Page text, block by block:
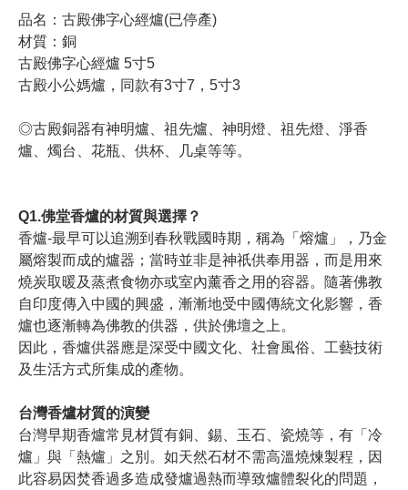
品名：古殿佛字心經爐(已停產)
材質：銅
古殿佛字心經爐 5寸5
古殿小公媽爐，同款有3寸7，5寸3
◎古殿銅器有神明爐、祖先爐、神明燈、祖先燈、淨香
爐、燭台、花瓶、供杯、几桌等等。
Q1.佛堂香爐的材質與選擇？
香爐-最早可以追溯到春秋戰國時期，稱為「熔爐」，乃金
屬熔製而成的爐器；當時並非是神祇供奉用器，而是用來
燒炭取暖及蒸煮食物亦或室內薰香之用的容器。隨著佛教
自印度傳入中國的興盛，漸漸地受中國傳統文化影響，香
爐也逐漸轉為佛教的供器，供於佛壇之上。
因此，香爐供器應是深受中國文化、社會風俗、工藝技術
及生活方式所集成的產物。
台灣香爐材質的演變
台灣早期香爐常見材質有銅、錫、玉石、瓷燒等，有「冷
爐」與「熱爐」之別。如天然石材不需高溫燒煉製程，因
此容易因焚香過多造成發爐過熱而導致爐體裂化的問題，